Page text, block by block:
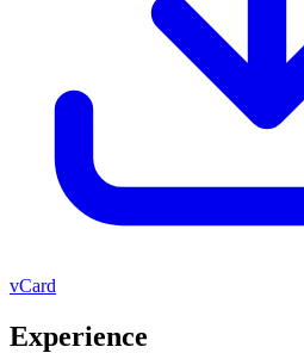
vCard
Experience